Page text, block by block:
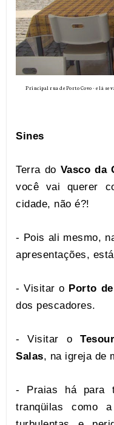
Principal rua de Porto Covo - e lá se
Sines
Terra do Vasco da
você vai querer
cidade, não é?!
- Pois ali mesmo,
apresentações,
- Visitar o Porto
dos pescadores.
- Visitar o
Salas, na igreja de
- Praias há para
tranqüilas como